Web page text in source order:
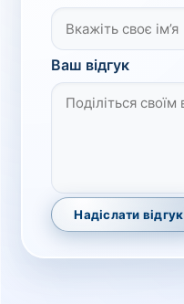
Ваш відгук
Надіслати відгук